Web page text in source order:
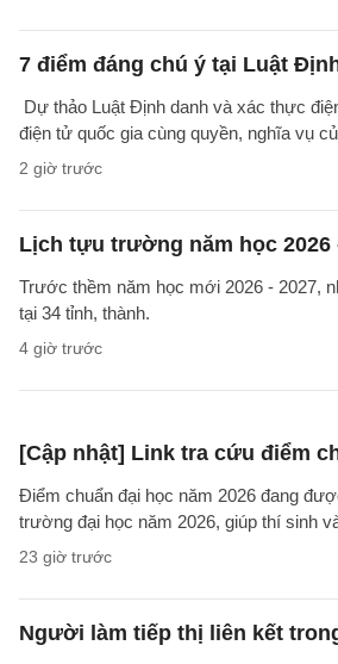
7 điểm đáng chú ý tại Luật
Dự thảo Luật Định danh và xác thực
điện tử quốc gia cùng quyền, nghĩa vụ
2 giờ trước
Lịch tựu trường năm học 2026
Trước thềm năm học mới 2026 - 2027,
tại 34 tỉnh, thành.
4 giờ trước
[Cập nhật] Link tra cứu điểm
Điểm chuẩn đại học năm 2026 đang
trường đại học năm 2026, giúp thí sinh
23 giờ trước
Người làm tiếp thị liên kết